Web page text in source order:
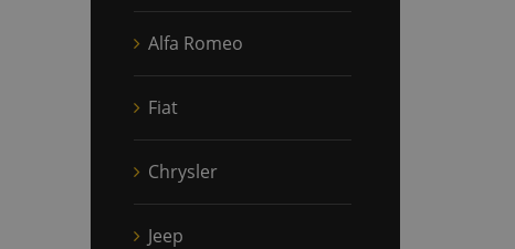
Alfa Romeo
Fiat
Chrysler
Jeep